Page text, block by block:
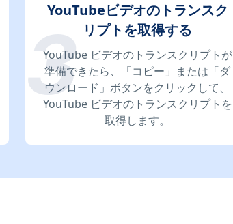
YouTubeビデオのトランスク
リプトを取得する
YouTube ビデオのトランスクリプトが
準備できたら、「コピー」または「ダ
ウンロード」ボタンをクリックして、
YouTube ビデオのトランスクリプトを
取得します。